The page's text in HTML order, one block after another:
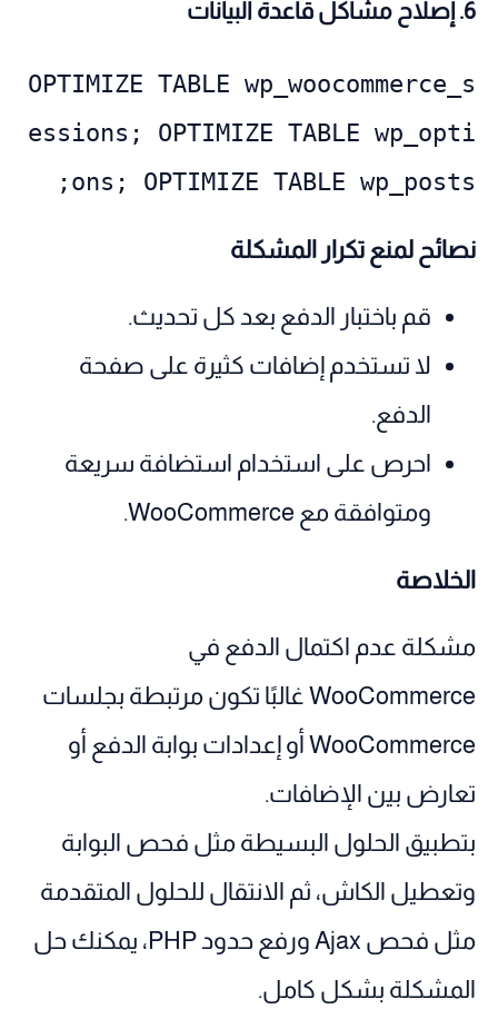
6. إصلاح مشاكل قاعدة البيانات
OPTIMIZE TABLE wp_woocommerce_s
essions; OPTIMIZE TABLE wp_opti
ons; OPTIMIZE TABLE wp_posts;
نصائح لمنع تكرار المشكلة
قم باختبار الدفع بعد كل تحديث.
لا تستخدم إضافات كثيرة على صفحة
الدفع.
احرص على استخدام استضافة سريعة
ومتوافقة مع WooCommerce.
الخلاصة
مشكلة عدم اكتمال الدفع في
WooCommerce غالبًا تكون مرتبطة بجلسات
WooCommerce أو إعدادات بوابة الدفع أو
تعارض بين الإضافات.
بتطبيق الحلول البسيطة مثل فحص البوابة
وتعطيل الكاش، ثم الانتقال للحلول المتقدمة
مثل فحص Ajax ورفع حدود PHP، يمكنك حل
المشكلة بشكل كامل.